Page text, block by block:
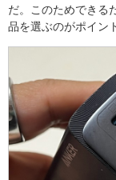
だ。このためできる
品を選ぶのがポイン